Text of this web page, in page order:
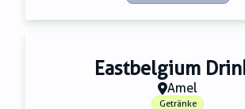
Eastbelgium
Amel
Getränke